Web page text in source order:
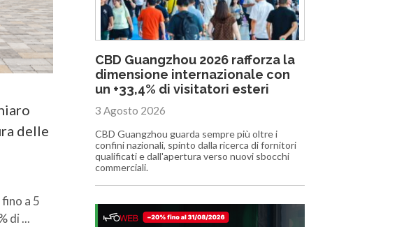
delle
a 5
di ...
CBD Guangzhou 2026 rafforza la
dimensione internazionale con
un +33,4% di visitatori esteri
3 Agosto 2026
CBD Guangzhou guarda sempre più oltre i
confini nazionali, spinto dalla ricerca di fornitori
qualificati e dall'apertura verso nuovi sbocchi
commerciali.